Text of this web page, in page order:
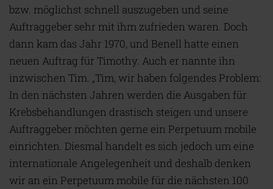
bzw. möglichst schnell auszugeben und seine
Auftraggeber sehr mit ihm zufrieden waren. Doch
dann kam das Jahr 1970, und Benell hatte einen
neuen Auftrag für Timothy. Auch er nannte ihn
inzwischen Tim. „Tim, wir haben folgendes Problem:
In den nächsten Jahren werden die Ausgaben für
Krebsbehandlungen drastisch steigen und unsere
Auftraggeber möchten gerne ein Perpetuum mobile
einrichten. Diesmal handelt es sich jedoch um eine
internationale Angelegenheit und deshalb denken
wir an ein Perpetuum mobile für die nächsten 100